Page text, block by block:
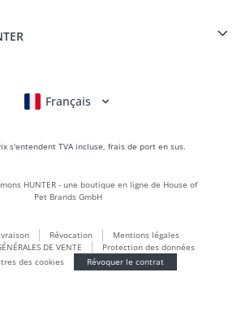
s'entendent TVA incluse, frais de port en sus.
Deutsch
English
Italiano
Nederlands
Français
Révocation
Mentions légales
DE VENTE
Protection des données
des cookies
Révoquer le contrat
HUNTER - une boutique en ligne de House of
Pet Brands GmbH